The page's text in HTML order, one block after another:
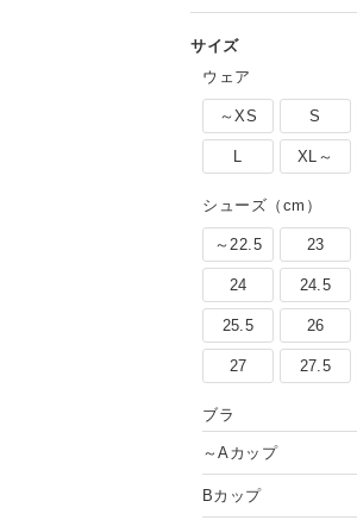
ウェア
～XS S
L XL～
シューズ（cm）
～22.5 23
24 24.5
25.5 26
27 27.5
ブラ
～Aカップ
Bカップ